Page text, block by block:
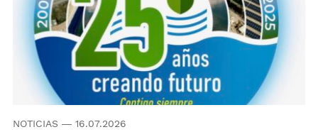
NOTICIAS — 16.07.2026